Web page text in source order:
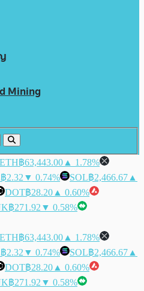
Mining
ETH฿63,443.00 ▲ 1.78%
฿2.32 ▼ 0.74% SOL฿2,466.67 ▲
DOT฿28.20 ▲ 0.60%
฿271.92 ▼ 0.58%
ETH฿63,443.00 ▲ 1.78%
฿2.32 ▼ 0.74% SOL฿2,466.67 ▲
DOT฿28.20 ▲ 0.60%
฿271.92 ▼ 0.58%